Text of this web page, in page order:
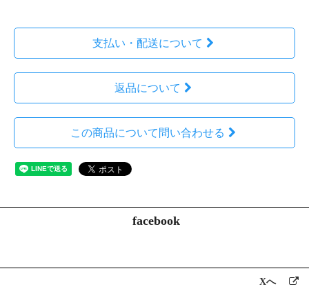
当ショップで収集する個人情報は以下の通りです。
a)お名前、フリガナ
e)パスワード
f)配送先情報
g)当ショップとのお取引履歴及びその内容
3.個人情報の利用
当ショップではお客様からお預かりした個人情報の利用目的は以下の
支払い・配送について
返品について
この商品について問い合わせる
facebook
Xへ